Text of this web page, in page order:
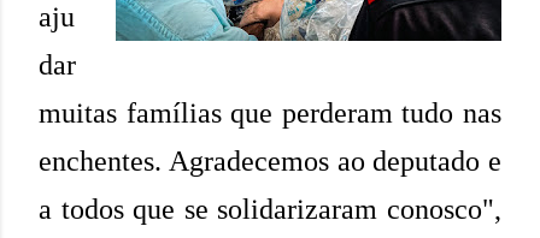
aju
dar
muitas famílias que perderam tudo nas
enchentes. Agradecemos ao deputado e
a todos que se solidarizaram conosco",